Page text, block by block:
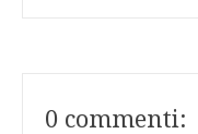
0 commenti: